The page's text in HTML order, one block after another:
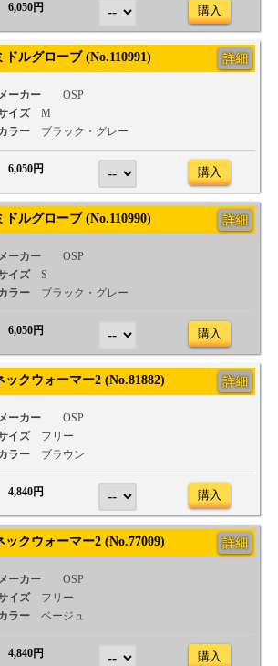
6,050円 購入
ルグローブ (No.110991) 詳細
ーカー
OSP
イズ
M
ラー
ブラック・グレー
6,050円 購入
ルグローブ (No.110990) 詳細
ーカー
OSP
イズ
S
ラー
ブラック・グレー
6,050円 購入
クウォーマー2 (No.81882) 詳細
ーカー
OSP
イズ
フリー
ラー
ブラウン
4,840円 購入
クウォーマー2 (No.77009) 詳細
ーカー
OSP
イズ
フリー
ラー
ベージュ
4,840円 購入